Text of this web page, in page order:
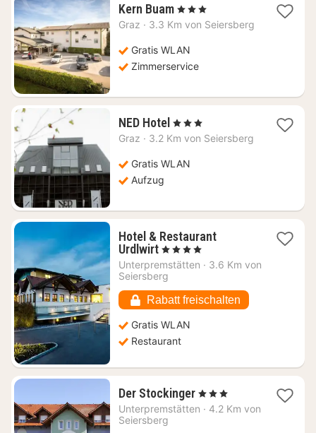
Kern Buam1
Nacht
100,27
, 3 Sterne
Graz · 3.3 Km von Seiersberg
Gratis WLAN
Zimmerservice
NED Hotel 1
Nacht
62,03
, 3 Sterne
Graz · 3.2 Km von Seiersberg
Gratis WLAN
Aufzug
Hotel & Restaurant
Urdlwirt1
Nacht
ab
87,54
€
, 4 Sterne
Unterpremstätten · 3.6 Km von
Seiersberg
Rabatt freischalten
Gratis WLAN
Restaurant
Der Stockinger1
Nacht
, 3 Sterne
Unterpremstätten · 4.2 Km von
Seiersberg